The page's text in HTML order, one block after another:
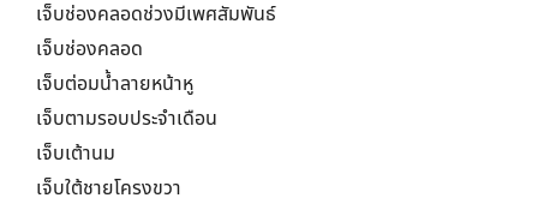
เจ็บช่องคลอดช่วงมีเพศสัมพันธ์
เจ็บช่องคลอด
เจ็บต่อมน้ำลายหน้าหู
เจ็บตามรอบประจำเดือน
เจ็บเต้านม
เจ็บใต้ชายโครงขวา